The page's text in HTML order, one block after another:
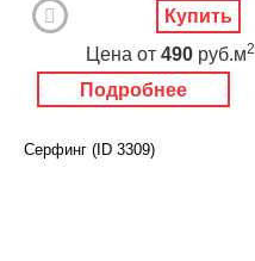
Подробнее
Цена от 490 руб.м2
Купить
Серфинг (ID 3309)